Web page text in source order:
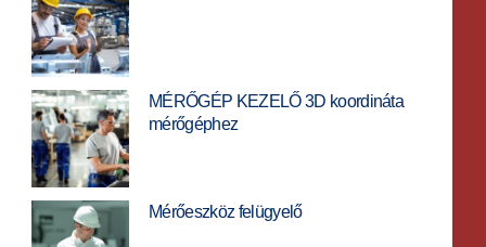
MÉRŐGÉP KEZELŐ 3D koordináta
mérőgéphez
Mérőeszköz felügyelő